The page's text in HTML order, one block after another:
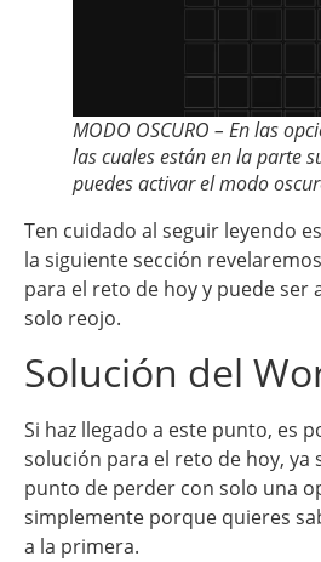
MODO OSCURO – En las
las cuales están en la parte
puedes activar el modo
Ten cuidado al seguir leyendo
la siguiente sección
para el reto de hoy y puede ser
solo reojo.
Solución del
Si haz llegado a este punto, es
solución para el reto de hoy, ya
punto de perder con solo una
simplemente porque quieres
a la primera.